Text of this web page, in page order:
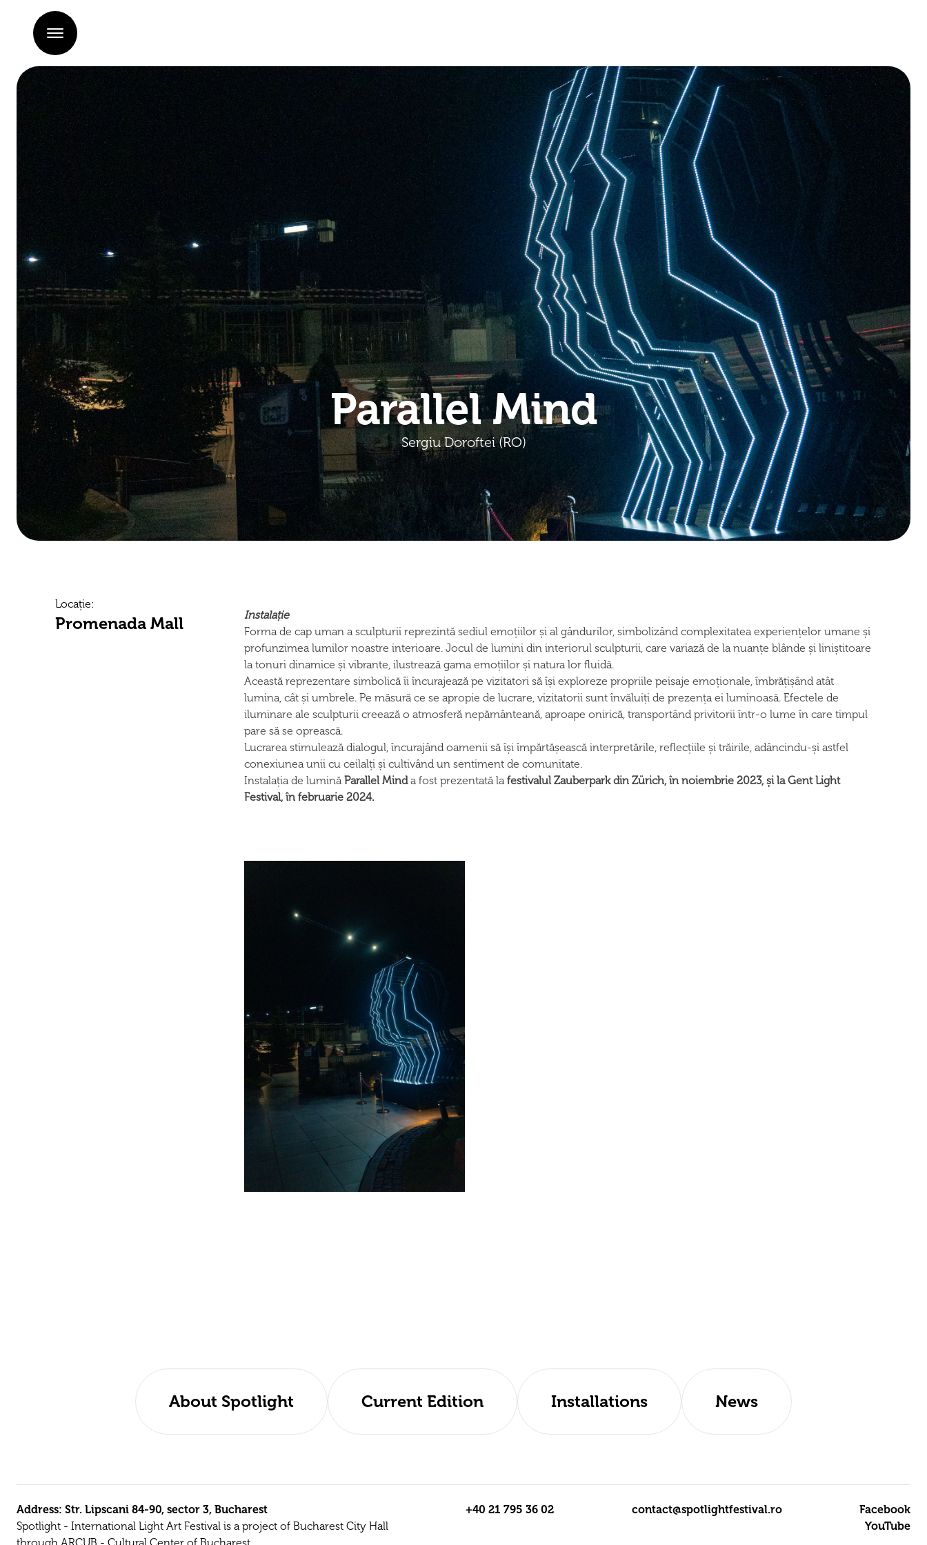
Parallel Mind
Sergiu Doroftei (RO)
Locație:
Promenada Mall
Instalație
Forma de cap uman a sculpturii reprezintă sediul emoțiilor și al gândurilor, simbolizând complexitatea experiențelor umane și
profunzimea lumilor noastre interioare. Jocul de lumini din interiorul sculpturii, care variază de la nuanțe blânde și liniștitoare
la tonuri dinamice și vibrante, ilustrează gama emoțiilor și natura lor fluidă.
Această reprezentare simbolică îi încurajează pe vizitatori să își exploreze propriile peisaje emoționale, îmbrățișând atât
lumina, cât și umbrele. Pe măsură ce se apropie de lucrare, vizitatorii sunt învăluiți de prezența ei luminoasă. Efectele de
iluminare ale sculpturii creează o atmosferă nepământeană, aproape onirică, transportând privitorii într-o lume în care timpul
pare să se oprească.
Lucrarea stimulează dialogul, încurajând oamenii să își împărtășească interpretările, reflecțiile și trăirile, adâncindu-și astfel
conexiunea unii cu ceilalți și cultivând un sentiment de comunitate.
Instalația de lumină Parallel Minda fost prezentată la festivalul Zauberpark din Zürich, în noiembrie 2023, și la Gent Light
Festival, în februarie 2024.
About Spotlight Current Edition Installations News
Address: Str. Lipscani 84-90, sector 3, Bucharest
Spotlight - International Light Art Festival is a project of Bucharest City Hall
+40 21 795 36 02 contact@spotlightfestival.ro
Facebook
YouTube